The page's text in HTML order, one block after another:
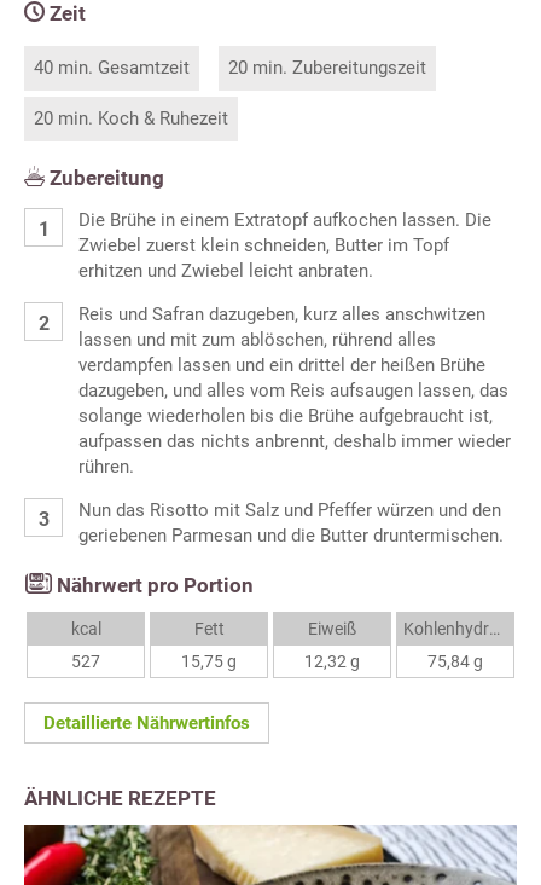
Zeit
40 min. Gesamtzeit 20 min. Zubereitungszeit
20 min. Koch & Ruhezeit
Zubereitung
Die Brühe in einem Extratopf aufkochen lassen. Die
Zwiebel zuerst klein schneiden, Butter im Topf
erhitzen und Zwiebel leicht anbraten.
Reis und Safran dazugeben, kurz alles anschwitzen
lassen und mit zum ablöschen, rührend alles
verdampfen lassen und ein drittel der heißen Brühe
dazugeben, und alles vom Reis aufsaugen lassen, das
solange wiederholen bis die Brühe aufgebraucht ist,
aufpassen das nichts anbrennt, deshalb immer wieder
rühren.
Nun das Risotto mit Salz und Pfeffer würzen und den
geriebenen Parmesan und die Butter druntermischen.
Nährwert pro Portion
kcal
527
Fett
15,75 g
Eiweiß
12,32 g
Kohlenhydrate
75,84 g
Detaillierte Nährwertinfos
ÄHNLICHE REZEPTE